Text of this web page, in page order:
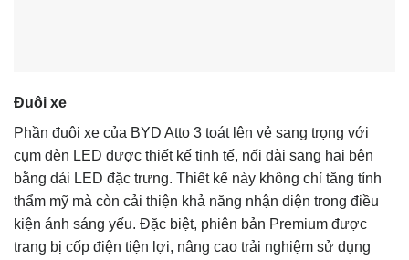
Đuôi xe
Phần đuôi xe của BYD Atto 3 toát lên vẻ sang trọng với
cụm đèn LED được thiết kế tinh tế, nối dài sang hai bên
bằng dải LED đặc trưng. Thiết kế này không chỉ tăng tính
thẩm mỹ mà còn cải thiện khả năng nhận diện trong điều
kiện ánh sáng yếu. Đặc biệt, phiên bản Premium được
trang bị cốp điện tiện lợi, nâng cao trải nghiệm sử dụng